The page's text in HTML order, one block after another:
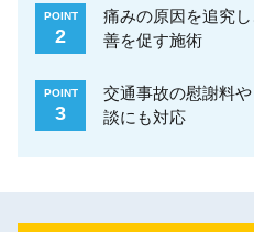
POINT
2
痛みの原因を追究
善を促す施術
POINT
3
交通事故の慰謝料
談にも対応